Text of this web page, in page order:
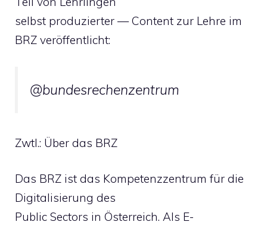
selbst produzierter — Content zur Lehre im
BRZ veröffentlicht:
@bundesrechenzentrum
Zwtl.: Über das BRZ
Das BRZ ist das Kompetenzzentrum für die
Digitalisierung des
Public Sectors in Österreich. Als E-